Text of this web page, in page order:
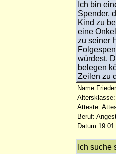
Ich bin
Spender,
Kind zu
eine
zu seiner
würdest.
belegen
Zeilen zu
Altersklasse:
Atteste:
Beruf:
Ich suche